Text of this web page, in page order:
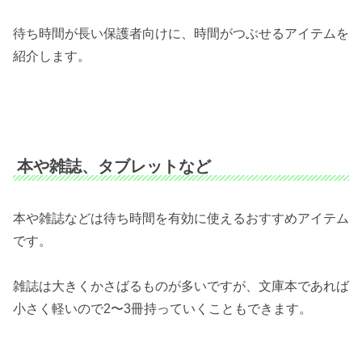
待ち時間が長い保護者向けに、時間がつぶせるアイテムを
紹介します。
本や雑誌、タブレットなど
本や雑誌などは待ち時間を有効に使えるおすすめアイテム
です。
雑誌は大きくかさばるものが多いですが、文庫本であれば
小さく軽いので2〜3冊持っていくこともできます。